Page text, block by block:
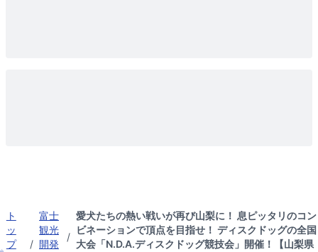
ト
ッ
プ
/
富士
観光
開発
/
愛犬たちの熱い戦いが再び山梨に！ 息ピッタリのコン
ビネーションで頂点を目指せ！ ディスクドッグの全国
大会「N.D.A.ディスクドッグ競技会」開催！【山梨県